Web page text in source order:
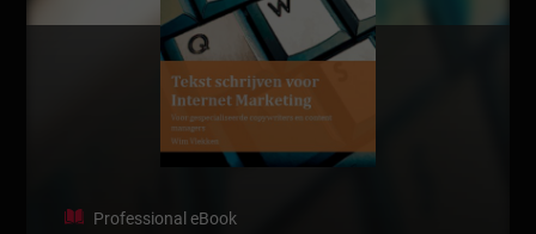
Professional eBook